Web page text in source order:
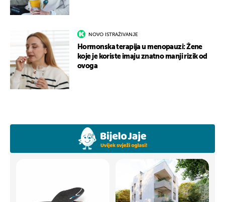
NOVO ISTRAŽIVANJE
Hormonska terapija u menopauzi: Žene
koje je koriste imaju znatno manji rizik od
ovoga